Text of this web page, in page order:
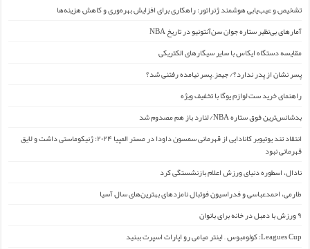
تشخیص و عیب‌یابی هوشمند ژنراتور: راهکاری برای افزایش بهره‌وری و کاهش هزینه‌ها
آمارهای بی‌نظیر ستاره جوان سن‌آنتونیو در تاریخ NBA
مقایسه دستگاه ایکاس با سایر سیگارهای الکتریکی
پسر نشان از پدر ندارد؟/ جیمز ِ پسر نیامده رفتنی شد؟
راهنمای خرید ست لوازم یوگا با تخفیف ویژه
بدشانس‌ترین فوق ستاره NBA/ لنارد باز هم مصدوم شد
انتقاد تند یوتیوبر کانادایی از قهرمانی سمسون داودا در مستر المپیا ۲۰۲۴: ژنیکوماستی داشت و لایق
قهرمانی نبود
نادال، اسطوره دنیای ورزش اعلام بازنشستگی کرد
طارمی، احمدعباسی و فدراسیون فوتبال نامزدهای بهترین‌های سال آسیا
۹ ورزش با دمبل در خانه برای بانوان
Leagues Cup: کولومبوس – اینتر میامی رو اپارات اسپرت ببنید